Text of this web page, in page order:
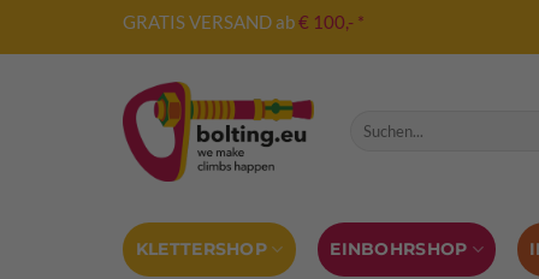
GRATIS VERSAND ab€ 100,- *
Suche nach:
KLETTERSHOP EINBOHRSHOP